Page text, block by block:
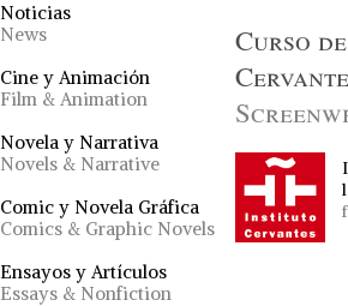
Noticias
News
Cine y Animación
Film & Animation
Novela y Narrativa
Novels & Narrative
Comic y Novela Gráfica
Comics & Graphic Novels
Ensayos y Artículos
Essays & Nonfiction
Curso